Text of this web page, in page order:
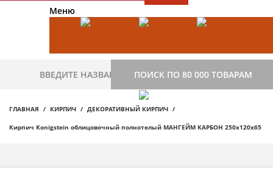
Меню
ПОИСК ПО 80 000 ТОВАРАМ
ГЛАВНАЯ КИРПИЧ ДЕКОРАТИВНЫЙ КИРПИЧ
Кирпич Konigstein облицовочный полнотелый МАНГЕЙМ КАРБОН 250х120х65